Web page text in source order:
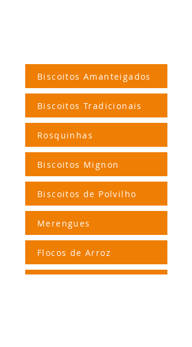
Biscoitos Amanteigados
Biscoitos Tradicionais
Rosquinhas
Biscoitos Mignon
Biscoitos de Polvilho
Merengues
Flocos de Arroz